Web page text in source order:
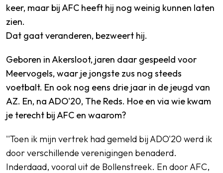
keer, maar bij AFC heeft hij nog weinig kunnen laten
zien.
Dat gaat veranderen, bezweert hij.
Geboren in Akersloot, jaren daar gespeeld voor
Meervogels, waar je jongste zus nog steeds
voetbalt. En ook nog eens drie jaar in de jeugd van
AZ. En, na ADO'20, The Reds. Hoe en via wie kwam
je terecht bij AFC en waarom?
''Toen ik mijn vertrek had gemeld bij ADO'20 werd ik
door verschillende verenigingen benaderd.
Inderdaad, vooral uit de Bollenstreek. En door AFC,